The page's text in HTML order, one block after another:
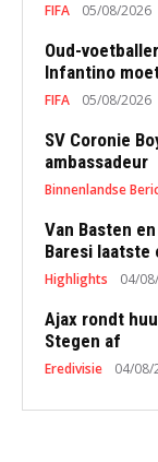
FIFA 05/08/2026
Oud-
Infantino
FIFA 05/08/2026
SV Coronie
ambassadeur
Binnenlandse
Van Basten
Baresi laatste
Highlights 04/
Ajax rondt
Stegen af
Eredivisie 04/08/